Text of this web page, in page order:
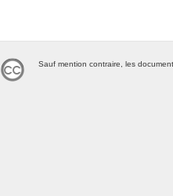
Sauf mention contraire, les